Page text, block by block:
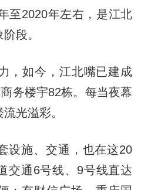
2020年左右，是江北
段。
如今，江北嘴已建成
务楼宇82栋。每当夜幕
光溢彩。
施、交通，也在这20
交通6号线、9号线直达